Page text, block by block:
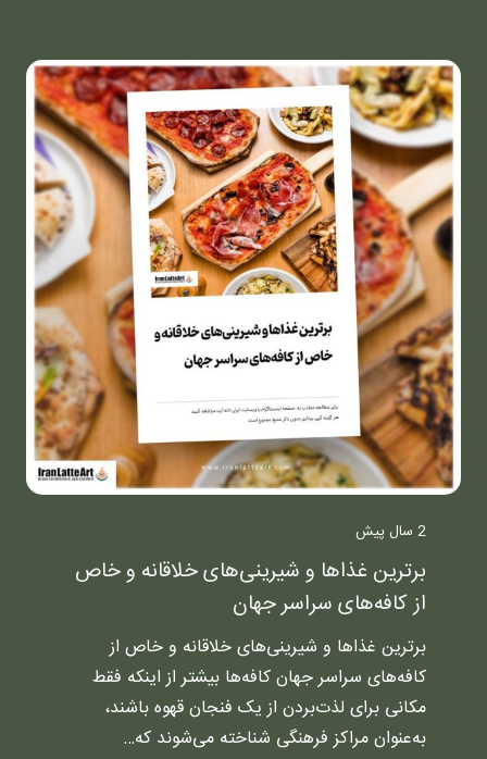
2 سال پیش
برترین غذاها و شیرینی‌های خلاقانه و خاص
از کافه‌های سراسر جهان
برترین غذاها و شیرینی‌های خلاقانه و خاص از
کافه‌های سراسر جهان کافه‌ها بیشتر از اینکه فقط
مکانی برای لذت‌بردن از یک فنجان قهوه باشند،
به‌عنوان مراکز فرهنگی شناخته می‌شوند که…